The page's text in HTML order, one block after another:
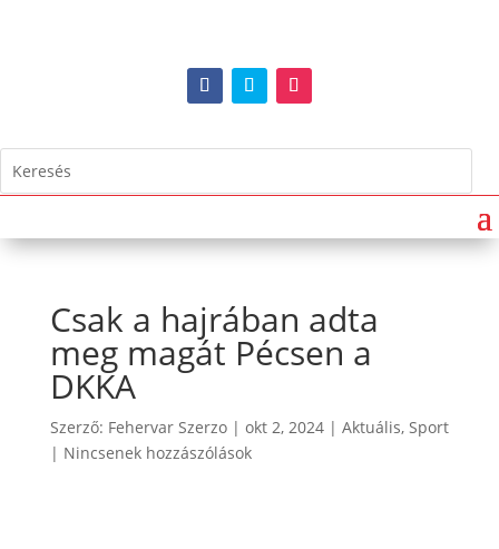
Csak a hajrában adta
meg magát Pécsen a
DKKA
Szerző: Fehervar Szerzo| okt 2, 2024| Aktuális, Sport
| Nincsenek hozzászólások